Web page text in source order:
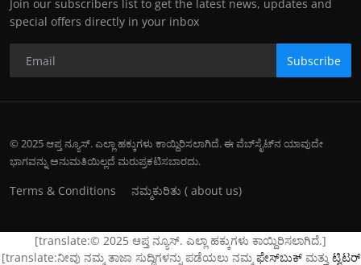
Join our subscribers list to get the latest news, updates and
special offers directly in your inbox
Subscribe
© 2025 ಆಪ್ತ ನ್ಯೂಸ್. ಎಲ್ಲಾ ಹಕ್ಕುಗಳು ಕಾಯ್ದಿರಿಸಲಾಗಿದೆ. ಈ ವೆಬ್‌ಸೈಟ್‌ನ ಯಾವುದೇ
ಭಾಗವನ್ನು ಅನುಮತಿಯಿಲ್ಲದೆ ಮರುಪ್ರಕಟಿಸಬಾರದು.
Terms & Conditions ನಮ್ಮ‌ಕುರಿತು ( about us)
[translate:© 2025 ಆಪ್ತ ನ್ಯೂಸ್. ಎಲ್ಲಾ ಹಕ್ಕುಗಳು ಕಾಯ್ದಿರಿಸಲಾಗಿದೆ.]
[translate:ನೀವು ನಮ್ಮ ತಾಜಾ ಸುದ್ದಿಗಳನ್ನು ಪಡೆಯಲು ನಮ್ಮ ಫೇಸ್‌ಬುಕ್ಮತ್ತು ಟ್ವಿಟರ್